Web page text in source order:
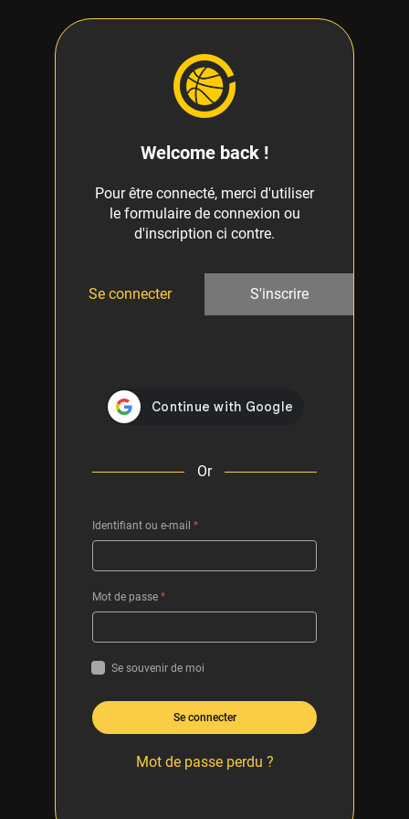
Welcome back !
Pour être connecté, merci d'utiliser
le formulaire de connexion ou
d'inscription ci contre.
Se connecter S'inscrire
Or
Identifiant ou e-mail *
Mot de passe *
Se souvenir de moi
Se connecter
Mot de passe perdu ?